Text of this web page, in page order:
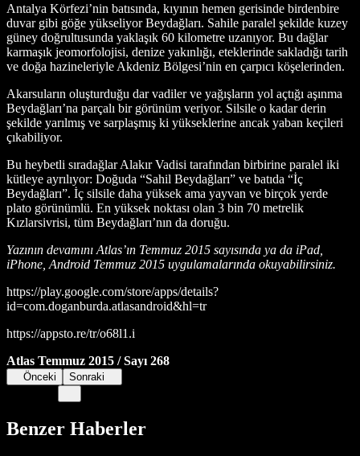
Antalya Körfezi’nin batısında, kıyının hemen gerisinde birdenbire
duvar gibi göğe yükseliyor Beydağları. Sahile paralel şekilde kuzey
güney doğrultusunda yaklaşık 60 kilometre uzanıyor. Bu dağlar
karmaşık jeomorfolojisi, denize yakınlığı, eteklerinde sakladığı tarih
ve doğa hazineleriyle Akdeniz Bölgesi’nin en çarpıcı köşelerinden.
Akarsuların oluşturduğu dar vadiler ve yağışların yol açtığı aşınma
Beydağları’na parçalı bir görünüm veriyor. Silsile o kadar derin
şekilde yarılmış ve sarplaşmış ki yükseklerine ancak yaban keçileri
çıkabiliyor.
Bu heybetli sıradağlar Alakır Vadisi tarafından birbirine paralel iki
kütleye ayrılıyor: Doğuda “Sahil Beydağları” ve batıda “İç
Beydağları”. İç silsile daha yüksek ama yayvan ve birçok yerde
plato görünümlü. En yüksek noktası olan 3 bin 70 metrelik
Kızlarsivrisi, tüm Beydağları’nın da doruğu.
Yazının devamını Atlas’ın Temmuz 2015 sayısında ya da iPad,
iPhone, Android Temmuz 2015 uygulamalarında okuyabilirsiniz.
https://play.google.com/store/apps/details?
id=com.doganburda.atlasandroid&hl=tr
https://appsto.re/tr/o68l1.i
Atlas Temmuz 2015 / Sayı 268
Önceki Sonraki
Benzer Haberler